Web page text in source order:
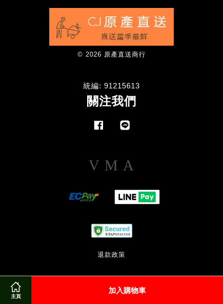
主頁
加入購物車
© 2026 原產直送商行
統編: 91215613
關注我們
Facebook
Visa Master
退款政策